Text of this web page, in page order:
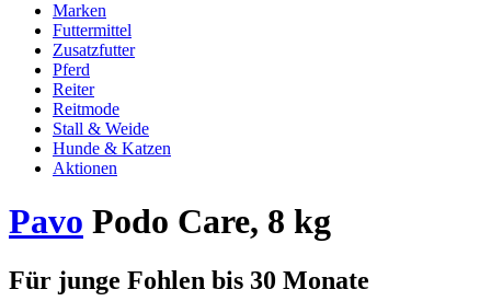
Marken
Futtermittel
Zusatzfutter
Pferd
Reiter
Reitmode
Stall & Weide
Hunde & Katzen
Aktionen
Pavo Podo Care, 8 kg
Für junge Fohlen bis 30 Monate